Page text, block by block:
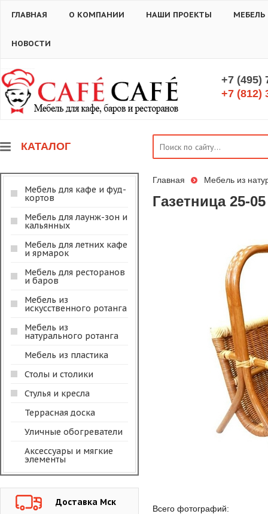
ГЛАВНАЯ О КОМПАНИИ НАШИ ПРОЕКТЫ
НОВОСТИ
+7 (495)
+7 (812)
КАТАЛОГ
Мебель для кафе и фуд-
кортов
Мебель для лаунж-зон и
кальянных
Мебель для летних кафе
и ярмарок
Мебель для ресторанов
и баров
Мебель из
искусственного ротанга
Мебель из
натурального ротанга
Мебель из пластика
Столы и столики
Стулья и кресла
Террасная доска
Уличные обогреватели
Аксессуары и мягкие
элементы
Доставка Мск
Главная Мебель из
Газетница 25-
Всего фотографий: